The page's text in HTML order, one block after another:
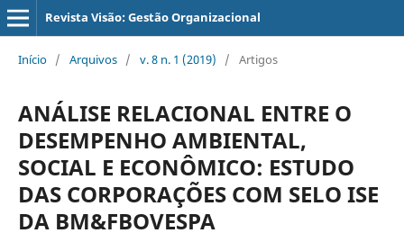
Revista Visão: Gestão Organizacional
Início / Arquivos / v. 8 n. 1 (2019) / Artigos
ANÁLISE RELACIONAL ENTRE O
DESEMPENHO AMBIENTAL,
SOCIAL E ECONÔMICO: ESTUDO
DAS CORPORAÇÕES COM SELO ISE
DA BM&FBOVESPA